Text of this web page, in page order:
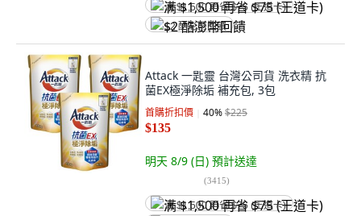
满 $1,500 再省 $75 (王道卡)
$2 酷澎幣回饋
Attack 一匙靈 台灣公司貨 洗衣精 抗
菌EX極淨除垢 補充包, 3包
首購折扣價 40%$225
$135
明天 8/9 (日) 預計送達
(3415)
满 $1,500 再省 $75 (王道卡)